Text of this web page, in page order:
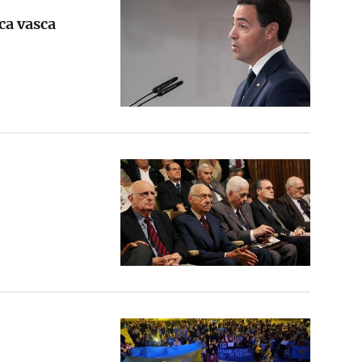
vasca